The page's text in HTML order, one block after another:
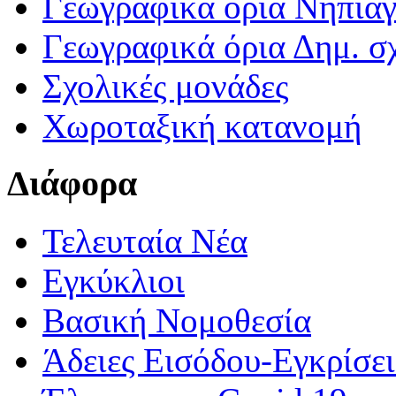
Γεωγραφικά όρια Δημ.
Σχολικές μονάδες
Χωροταξική κατανομή
Διάφορα
Τελευταία Νέα
Εγκύκλιοι
Βασική Νομοθεσία
Άδειες Εισόδου-